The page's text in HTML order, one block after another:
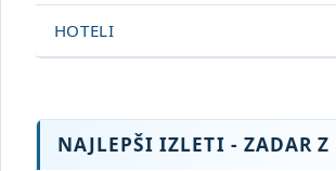
HOTELI
NAJLEPŠI IZLETI - ZADAR Z